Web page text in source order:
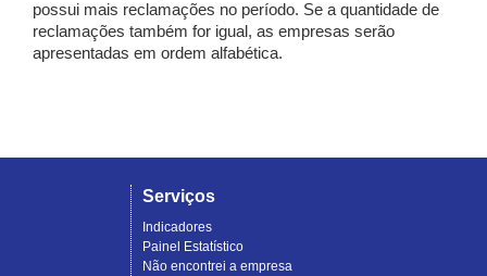
possui mais reclamações no período. Se a quantidade de
reclamações também for igual, as empresas serão
apresentadas em ordem alfabética.
Serviços
Indicadores
Painel Estatístico
Não encontrei a empresa